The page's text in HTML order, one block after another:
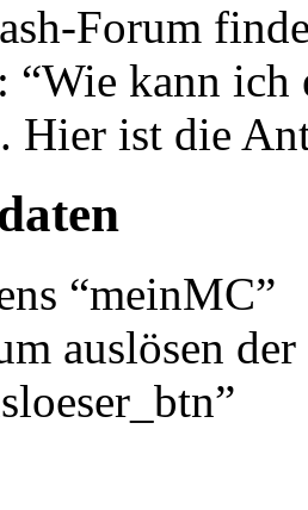
Forum
“Wie kann
Hier ist die
“meinMC”
auslösen